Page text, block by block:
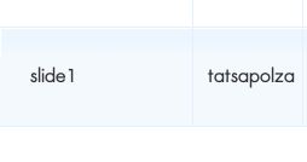
slide1 tatsapolza